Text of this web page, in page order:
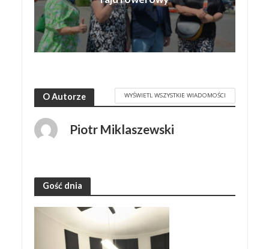
O Autorze WYŚWIETL WSZYSTKIE WIADOMOŚCI
Piotr Miklaszewski
Gość dnia